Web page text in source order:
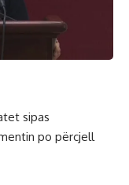
sipas
po përcjell